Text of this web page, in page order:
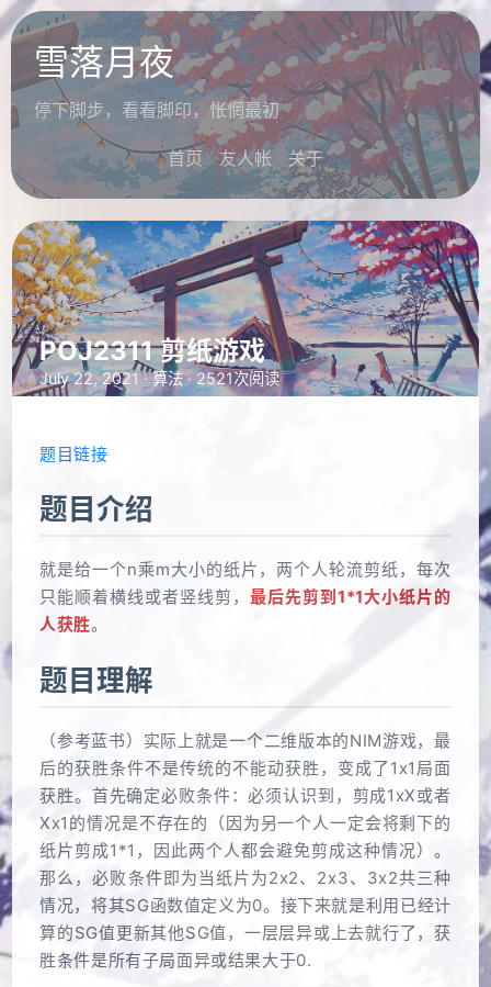
雪落月夜
停下脚步，看看脚印，怅惘最初
首页 友人帐 关于
POJ2311 剪纸游戏
July 22, 2021 ·算法· 2521次阅读
题目链接
题目介绍
就是给一个n乘m大小的纸片，两个人轮流剪纸，每次
只能顺着横线或者竖线剪，最后先剪到1*1大小纸片的
人获胜。
题目理解
（参考蓝书）实际上就是一个二维版本的NIM游戏，最
后的获胜条件不是传统的不能动获胜，变成了1x1局面
获胜。首先确定必败条件：必须认识到，剪成1xX或者
Xx1的情况是不存在的（因为另一个人一定会将剩下的
纸片剪成1*1，因此两个人都会避免剪成这种情况）。
那么，必败条件即为当纸片为2x2、2x3、3x2共三种
情况，将其SG函数值定义为0。接下来就是利用已经计
算的SG值更新其他SG值，一层层异或上去就行了，获
胜条件是所有子局面异或结果大于0.